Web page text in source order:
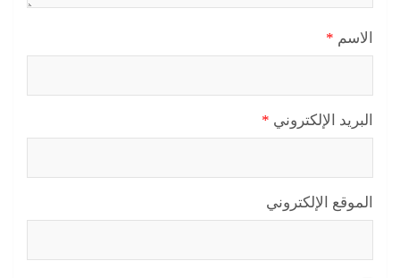
الاسم *
البريد الإلكتروني *
الموقع الإلكتروني